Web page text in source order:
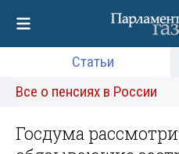
Статьи
Все о пенсиях в России
Госдума